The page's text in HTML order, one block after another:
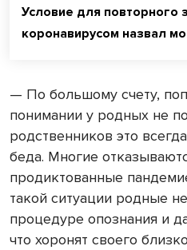
Условие для повторного
коронавирусом назвал
— По большому счету,
понимании у родных не
родственников это
беда. Многие
продиктованные
такой ситуации родные
процедуре опознания и
что хоронят своего